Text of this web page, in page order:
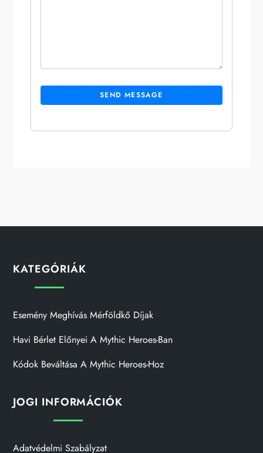
SEND MESSAGE
KATEGÓRIÁK
Esemény Meghívás Mérföldkő Díjak
Havi Bérlet Előnyei A Mythic Heroes-Ban
Kódok Beváltása A Mythic Heroes-Hoz
JOGI INFORMÁCIÓK
Adatvédelmi Szabályzat